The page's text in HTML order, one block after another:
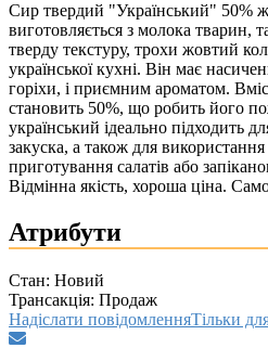
Сир твердий "Український" 50%
виготовляється з молока тварин,
тверду текстуру, трохи жовтий
української кухні. Він має
горіхи, і приємним ароматом.
становить 50%, що робить його
український ідеально підходить
закуска, а також для
приготування салатів або
Відмінна якість, хороша ціна.
Атрибути
Стан: Новий
Трансакція: Продаж
Надіслати повідомленняТільки